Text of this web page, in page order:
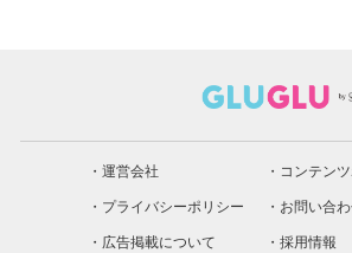
運営会社
コンテン
プライバシーポリシー
お問い合
広告掲載について
採用情報